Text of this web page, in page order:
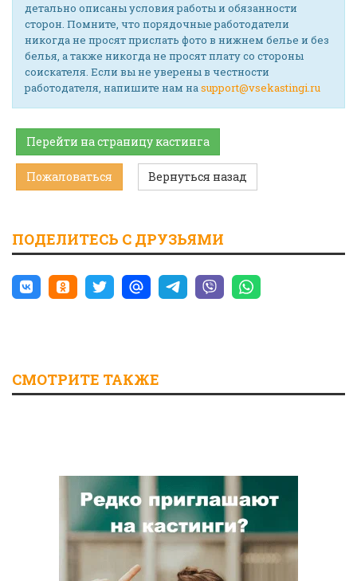
детально описаны условия работы и обязанности
сторон. Помните, что порядочные работодатели
никогда не просят прислать фото в нижнем белье и без
белья, а также никогда не просят плату со стороны
соискателя. Если вы не уверены в честности
работодателя, напишите нам наsupport@vsekastingi.ru
Перейти на страницу кастинга
Пожаловаться Вернуться назад
ПОДЕЛИТЕСЬ С ДРУЗЬЯМИ
СМОТРИТЕ ТАКЖЕ